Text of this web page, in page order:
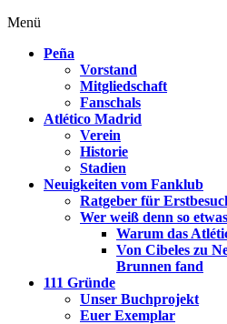
Menü
Peña
Vorstand
Mitgliedschaft
Fanschals
Atlético Madrid
Verein
Historie
Stadien
Neuigkeiten vom Fanklub
Ratgeber für
Wer weiß denn so
Warum das
Von Cibeles zu
Brunnen fand
111 Gründe
Unser Buchprojekt
Euer Exemplar